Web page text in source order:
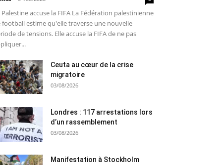
Palestine accuse la FIFA La Fédération palestinienne
football estime qu'elle traverse une nouvelle
de tensions. Elle accuse la FIFA de ne pas
Ceuta au cœur de la crise
migratoire
03/08/2026
Londres : 117 arrestations lors
d’un rassemblement
03/08/2026
Manifestation à Stockholm